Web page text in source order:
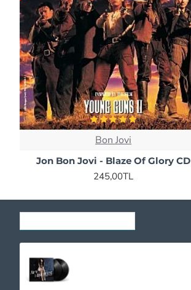
Bon Jovi
Jon Bon Jovi - Blaze Of Glory CD
245,00TL